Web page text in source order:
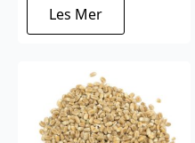
Les Mer